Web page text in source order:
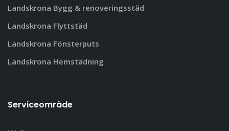
Landskrona Bygg & renoveringsstäd
Landskrona Flyttstäd
Landskrona Fönsterputs
Landskrona Hemstädning
Serviceområde